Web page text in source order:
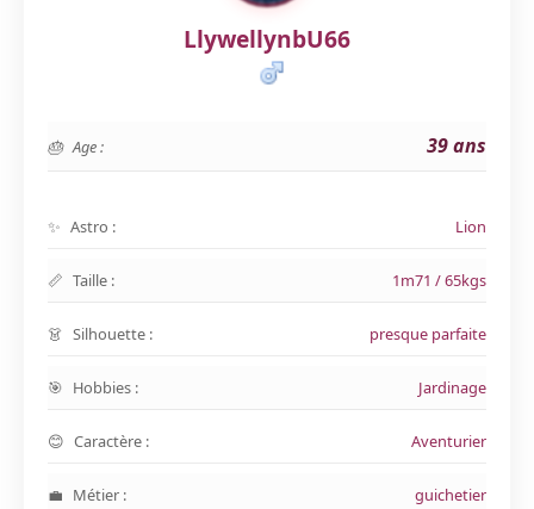
LlywellynbU66
Age : 39 ans
Astro : Lion
Taille : 1m71 / 65kgs
Silhouette : presque parfaite
Hobbies : Jardinage
Caractère : Aventurier
Métier : guichetier